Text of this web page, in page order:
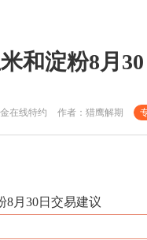
和淀粉8月
在线特约 作者：猎鹰解期
月30日交易建议